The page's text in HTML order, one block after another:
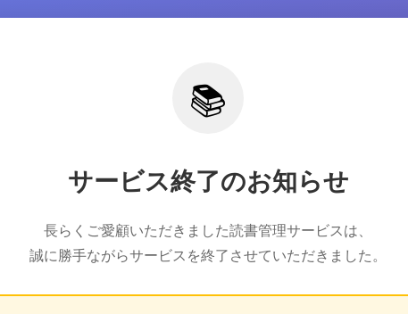
📚
サービス終了のお知らせ
長らくご愛顧いただきました読書管理サービスは、
誠に勝手ながらサービスを終了させていただきました。